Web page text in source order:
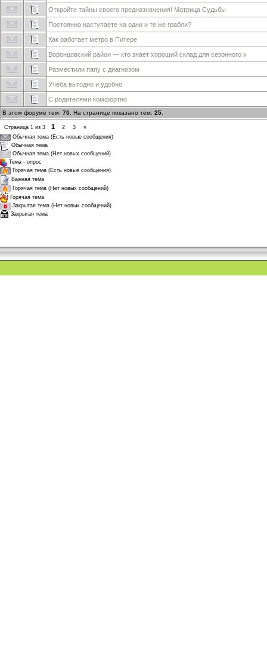
Откройте тайны своего предназначения! Матрица Судьбы
Постоянно наступаете на одни и те же грабли?
Как работает метро в Питере
Воронцовский район — кто знает хороший склад для сезонного х
Разместили папу с диагнозом
Учёба выгодно и удобно
С родителями комфортно
В этом форуме тем: 70 . На странице показано тем: 25
Страница 1 из 3 1 2 3
»
Обычная тема (Есть новые сообщения)
Обычная тема
Обычная тема (Нет новых сообщений)
Тема - опрос
Горячая тема (Есть новые сообщения)
Важная тема
Горячая тема (Нет новых сообщений)
Горячая тема
Закрытая тема (Нет новых сообщений)
Закрытая тема